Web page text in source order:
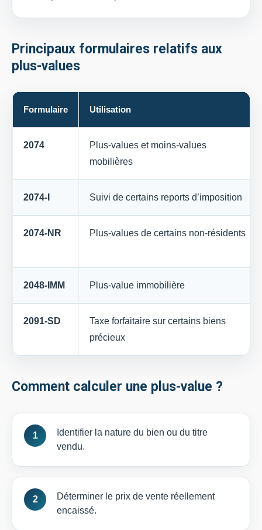
Principaux formulaires relatifs aux
plus-values
Formulaire Utilisation
2074
Plus-values et moins-values
mobilières
2074-I Suivi de certains reports d’imposition
2074-NR Plus-values de certains non-résidents
2048-IMM Plus-value immobilière
2091-SD
Taxe forfaitaire sur certains biens
précieux
Comment calculer une plus-value ?
Identifier la nature du bien ou du titre
vendu.
Déterminer le prix de vente réellement
encaissé.